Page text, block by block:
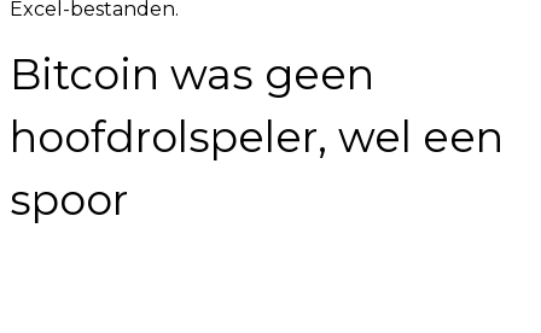
Excel-bestanden.
Bitcoin was geen
hoofdrolspeler, wel een
spoor